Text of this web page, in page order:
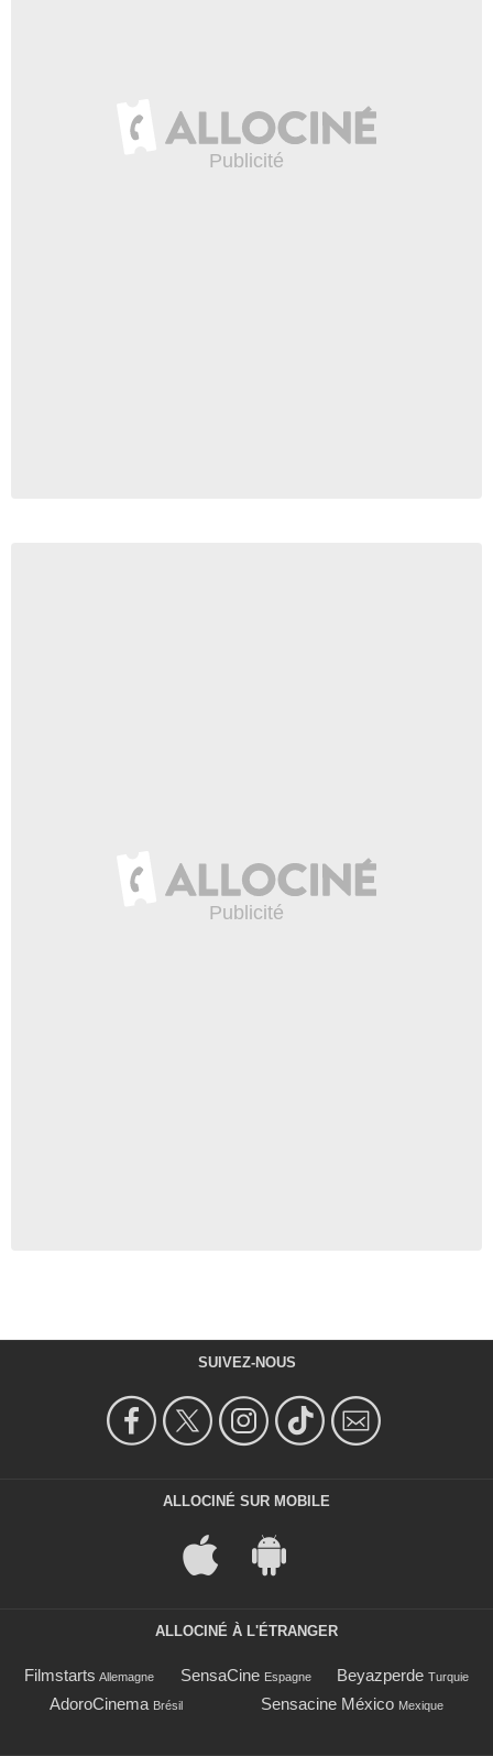
SUIVEZ-NOUS
ALLOCINÉ SUR MOBILE
ALLOCINÉ À L'ÉTRANGER
Filmstarts Allemagne SensaCine Espagne Beyazperde Turquie
AdoroCinema Brésil Sensacine México Mexique